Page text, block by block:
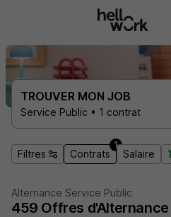
TROUVER MON JOB
Service Public • 1 contrat
Filtres Contrats
1
Salaire
Alternance Service Public
459 Offres d'Alternance